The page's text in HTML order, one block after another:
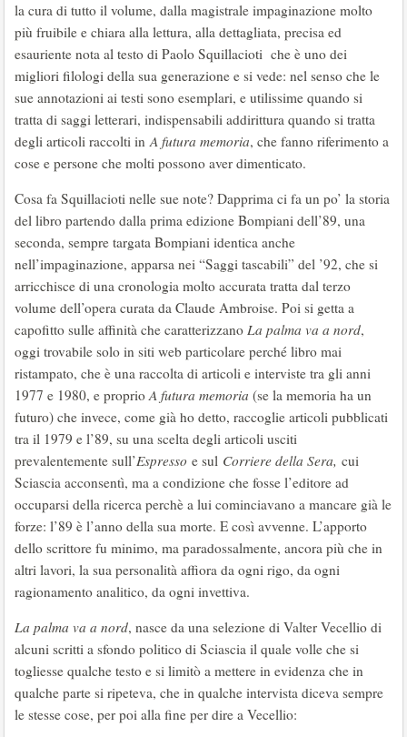
la cura di tutto il volume, dalla magistrale impaginazione molto
più fruibile e chiara alla lettura, alla dettagliata, precisa ed
esauriente nota al testo di Paolo Squillacioti che è uno dei
migliori filologi della sua generazione e si vede: nel senso che le
sue annotazioni ai testi sono esemplari, e utilissime quando si
tratta di saggi letterari, indispensabili addirittura quando si tratta
degli articoli raccolti inA futura memoria, che fanno riferimento a
cose e persone che molti possono aver dimenticato.
Cosa fa Squillacioti nelle sue note? Dapprima ci fa un po’ la storia
del libro partendo dalla prima edizione Bompiani dell’89, una
seconda, sempre targata Bompiani identica anche
nell’impaginazione, apparsa nei “Saggi tascabili” del ’92, che si
arricchisce di una cronologia molto accurata tratta dal terzo
volume dell’opera curata da Claude Ambroise. Poi si getta a
capofitto sulle affinità che caratterizzano La palma va a nord,
oggi trovabile solo in siti web particolare perché libro mai
ristampato, che è una raccolta di articoli e interviste tra gli anni
1977 e 1980, e proprioA futura memoria (se la memoria ha un
futuro) che invece, come già ho detto, raccoglie articoli pubblicati
tra il 1979 e l’89, su una scelta degli articoli usciti
prevalentemente sull’Espresso e sul Corriere della Sera, cui
Sciascia acconsentì, ma a condizione che fosse l’editore ad
occuparsi della ricerca perchè a lui cominciavano a mancare già le
forze: l’89 è l’anno della sua morte. E così avvenne. L’apporto
dello scrittore fu minimo, ma paradossalmente, ancora più che in
altri lavori, la sua personalità affiora da ogni rigo, da ogni
ragionamento analitico, da ogni invettiva.
La palma va a nord, nasce da una selezione di Valter Vecellio di
alcuni scritti a sfondo politico di Sciascia il quale volle che si
togliesse qualche testo e si limitò a mettere in evidenza che in
qualche parte si ripeteva, che in qualche intervista diceva sempre
le stesse cose, per poi alla fine per dire a Vecellio: